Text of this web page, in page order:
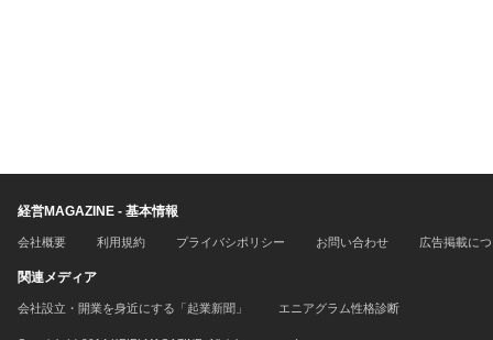
経営MAGAZINE - 基本情報
会社概要 利用規約 プライバシポリシー お問い合わせ 広告掲載に
関連メディア
会社設立・開業を身近にする「起業新聞」 エニアグラム性格診断